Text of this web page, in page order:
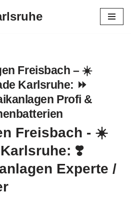
Freisbach – ☀️
Karlsruhe: ⏩
Profi &